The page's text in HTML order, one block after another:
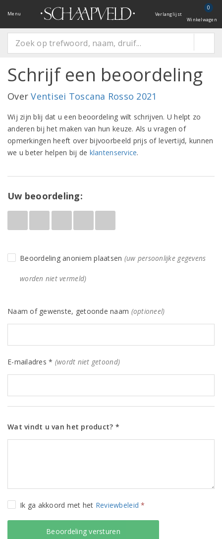
Menu Verlanglijst
0
Winkelwagen
Schrijf een beoordeling
OverVentisei Toscana Rosso 2021
Wij zijn blij dat u een beoordeling wilt schrijven. U helpt zo
anderen bij het maken van hun keuze. Als u vragen of
opmerkingen heeft over bijvoorbeeld prijs of levertijd, kunnen
we u beter helpen bij de klantenservice.
Uw beoordeling:
Beoordeling anoniem plaatsen (uw persoonlijke gegevens
worden niet vermeld)
Naam of gewenste, getoonde naam (optioneel)
E-mailadres * (wordt niet getoond)
Wat vindt u van het product? *
Ik ga akkoord met het Reviewbeleid *